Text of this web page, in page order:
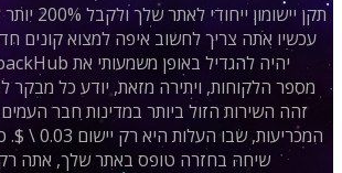
תקן
עכשיו אתה צריך לחשוב איפה למצוא קונים
מספר הלקוחות, ויתירה מזאת, יודע כל מבקר
המכריעות,
שיחה בחזרה טופס באתר שלך, אתה